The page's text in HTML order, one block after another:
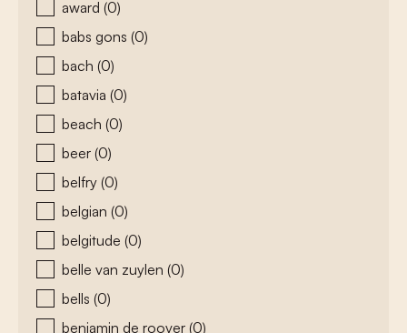
award (0)
babs gons (0)
bach (0)
batavia (0)
beach (0)
beer (0)
belfry (0)
belgian (0)
belgitude (0)
belle van zuylen (0)
bells (0)
benjamin de roover (0)